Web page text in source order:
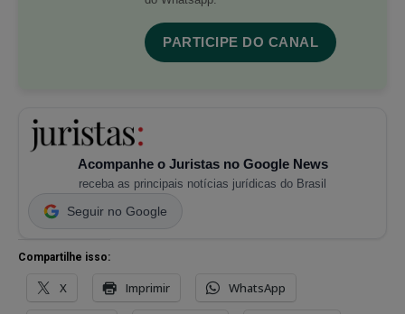
PARTICIPE DO CANAL
Acompanhe o Juristas no Google News
receba as principais notícias jurídicas do Brasil
Seguir no Google
Compartilhe isso:
X Imprimir WhatsApp